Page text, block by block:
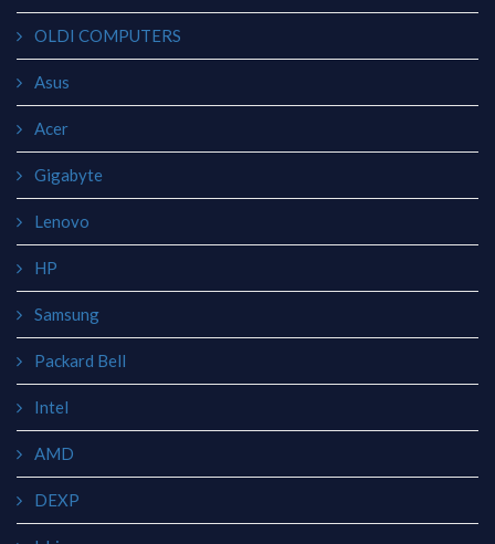
OLDI COMPUTERS
Asus
Acer
Gigabyte
Lenovo
HP
Samsung
Packard Bell
Intel
AMD
DEXP